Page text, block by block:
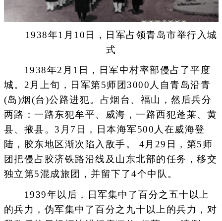
1938年1月10日，日军占领青岛市举行入城
式
1938年2月1日，日军中村率部侵占了平度
城。2月上旬，日军第5师团3000人自青岛沿青
(岛)烟(台)公路进犯。占烟台、福山，然后兵分
两路：一路东犯牟平、威海，一路西犯蓬莱、黄
县、掖县。3月7日，日本海军500人在威海登
陆，胶东地区渐次陷入敌手。 4月29日，第5师
团把侵占胶济铁路沿线及山东北部的任务，移交
独立第5混成旅团，并留下了4个中队。
1939年以后，日军集中了百分之五十以上
的兵力，伪军集中了百分之九十以上的兵力，对